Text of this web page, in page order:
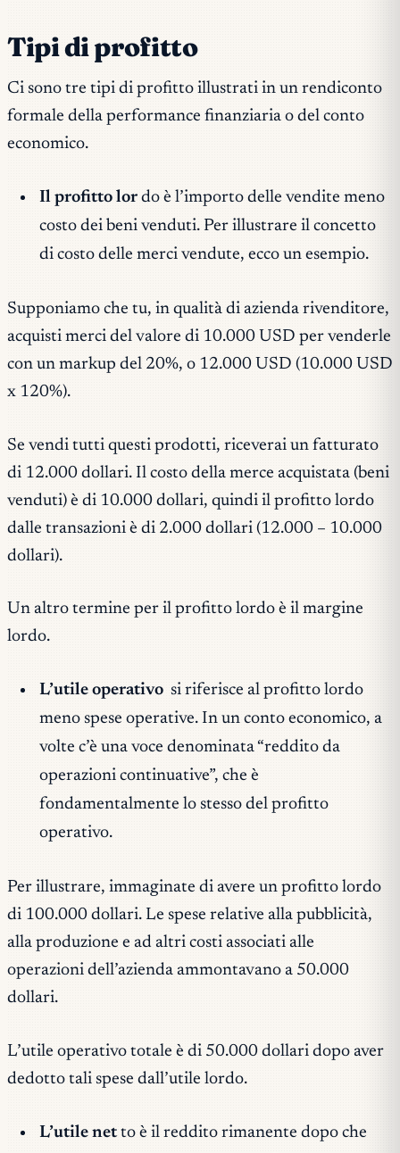
Tipi di profitto
Ci sono tre tipi di profitto illustrati in un rendiconto
formale della performance finanziaria o del conto
economico.
Il profitto lor do è l’importo delle vendite meno
costo dei beni venduti. Per illustrare il concetto
di costo delle merci vendute, ecco un esempio.
Supponiamo che tu, in qualità di azienda rivenditore,
acquisti merci del valore di 10.000 USD per venderle
con un markup del 20%, o 12.000 USD (10.000 USD
x 120%).
Se vendi tutti questi prodotti, riceverai un fatturato
di 12.000 dollari. Il costo della merce acquistata (beni
venduti) è di 10.000 dollari, quindi il profitto lordo
dalle transazioni è di 2.000 dollari (12.000 – 10.000
dollari).
Un altro termine per il profitto lordo è il margine
lordo.
L’utile operativo si riferisce al profitto lordo
meno spese operative. In un conto economico, a
volte c’è una voce denominata “reddito da
operazioni continuative”, che è
fondamentalmente lo stesso del profitto
operativo.
Per illustrare, immaginate di avere un profitto lordo
di 100.000 dollari. Le spese relative alla pubblicità,
alla produzione e ad altri costi associati alle
operazioni dell’azienda ammontavano a 50.000
dollari.
L’utile operativo totale è di 50.000 dollari dopo aver
dedotto tali spese dall’utile lordo.
L’utile net to è il reddito rimanente dopo che